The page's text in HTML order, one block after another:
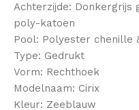
Achterzijde: Donkergrijs
poly-katoen
Pool: Polyester chenille
Type: Gedrukt
Vorm: Rechthoek
Modelnaam: Cirix
Kleur: Zeeblauw